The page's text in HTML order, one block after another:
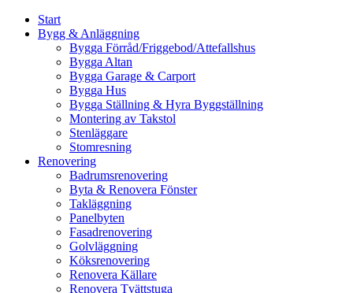
Start
Bygg & Anläggning
Bygga Förråd/Friggebod/Attefallshus
Bygga Altan
Bygga Garage & Carport
Bygga Hus
Bygga Ställning & Hyra Byggställning
Montering av Takstol
Stenläggare
Stomresning
Renovering
Badrumsrenovering
Byta & Renovera Fönster
Takläggning
Panelbyten
Fasadrenovering
Golvläggning
Köksrenovering
Renovera Källare
Renovera Tvättstuga